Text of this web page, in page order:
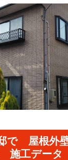
で 屋根外
施工データ